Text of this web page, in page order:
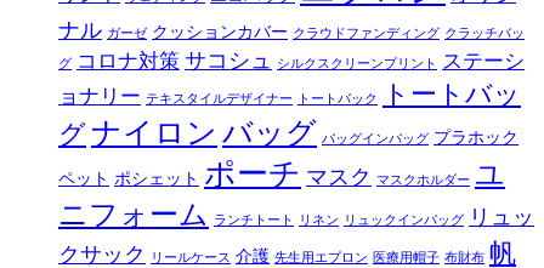
ナル ガーゼ クッションカバー クラウドファンディング クラッチバッ
グ コロナ対策 サコシュ シルクスクリーンプリント
ステーシ
ョナリー テキスタイルデザイナー トートバック
トートバッ
グナイロン バッグ バッグインバッグ プラホック
ペット ポシェット ポーチ マスク マスクホルダー ユ
ニフォーム
ランチトート リネン リュックインバッグ
リュッ
クサック
リールケース 介護 先生用エプロン 医療用帽子 布財布 帆